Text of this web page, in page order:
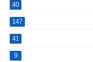
40
147
41
9